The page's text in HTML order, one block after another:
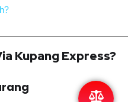
Kupang Express?